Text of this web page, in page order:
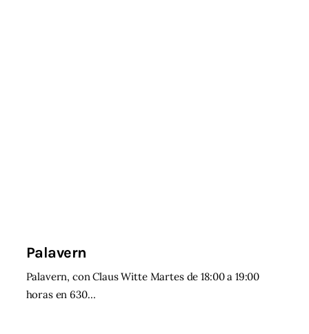
Palavern
Palavern, con Claus Witte Martes de 18:00 a 19:00
horas en 630…